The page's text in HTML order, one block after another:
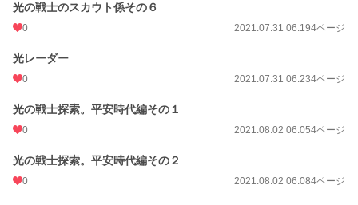
光の戦士のスカウト係その６
0 2021.07.31 06:194ページ
光レーダー
0 2021.07.31 06:234ページ
光の戦士探索。平安時代編その１
0 2021.08.02 06:054ページ
光の戦士探索。平安時代編その２
0 2021.08.02 06:084ページ